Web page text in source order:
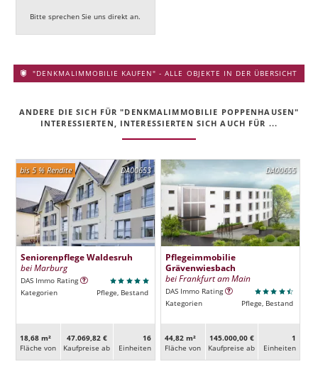
Bitte sprechen Sie uns direkt an.
"DENKMALIMMOBILIE KAUFEN" - ALLE OBJEKTE IN DER ÜBERSICHT
ANDERE DIE SICH FÜR "DENKMALIMMOBILIE POPPENHAUSEN"
INTERESSIERTEN, INTERESSIERTEN SICH AUCH FÜR ...
DA00653
bis 5 % Rendite
Seniorenpflege Waldesruh
bei Marburg
DAS Immo Rating
Kategorien
Pflege, Bestand
18,68 m²
Fläche von
47.069,82 €
Kaufpreise ab
16
Ein­heiten
DA00655
Pflegeimmobilie
Grävenwiesbach
bei Frankfurt am Main
DAS Immo Rating
Kategorien
Pflege, Bestand
44,82 m²
Fläche von
145.000,00 €
Kaufpreise ab
1
Ein­heiten